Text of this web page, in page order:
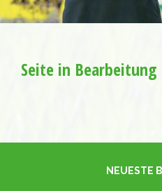
Seite in Bearbeitung
NEUESTE